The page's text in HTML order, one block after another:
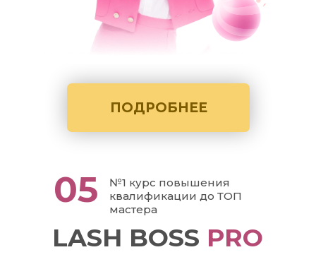
ПОДРОБНЕЕ
LASH BOSS PRO
№1 курс повышения
квалификации до ТОП
мастера
05